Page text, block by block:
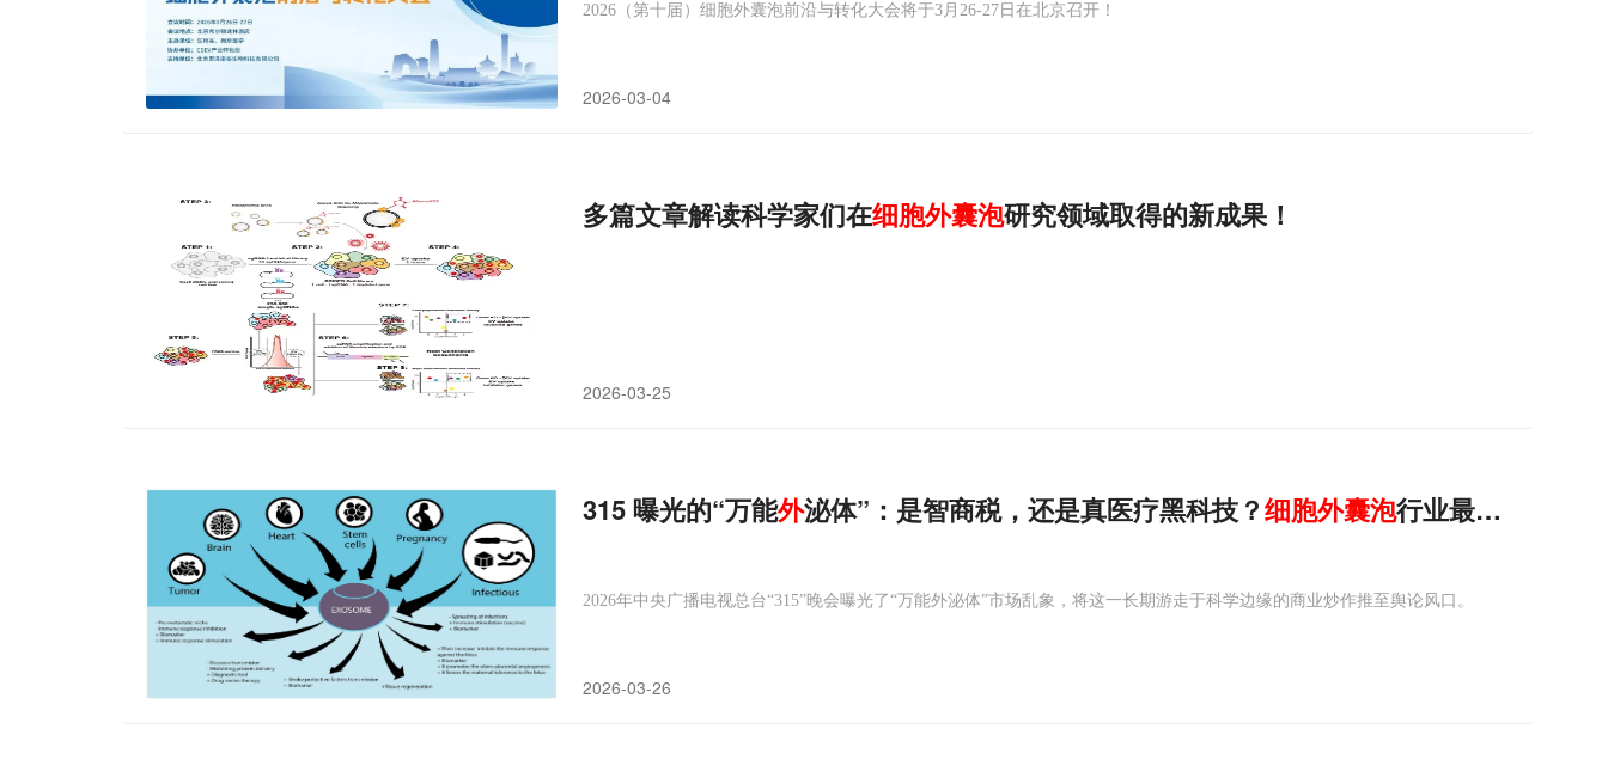
2026（第十届）细胞外囊泡前沿与转化大会将于3月26-27日在北京召开！
2026-03-04
多篇文章解读科学家们在细胞外囊泡研究领域取得的新成果！
2026-03-25
315 曝光的“万能外泌体”：是智商税，还是真医疗黑科技？细胞外囊泡行业最新解读
2026年中央广播电视总台“315”晚会曝光了“万能外泌体”市场乱象，将这一长期游走于科学边缘的商业炒作推至舆论风口。
2026-03-26